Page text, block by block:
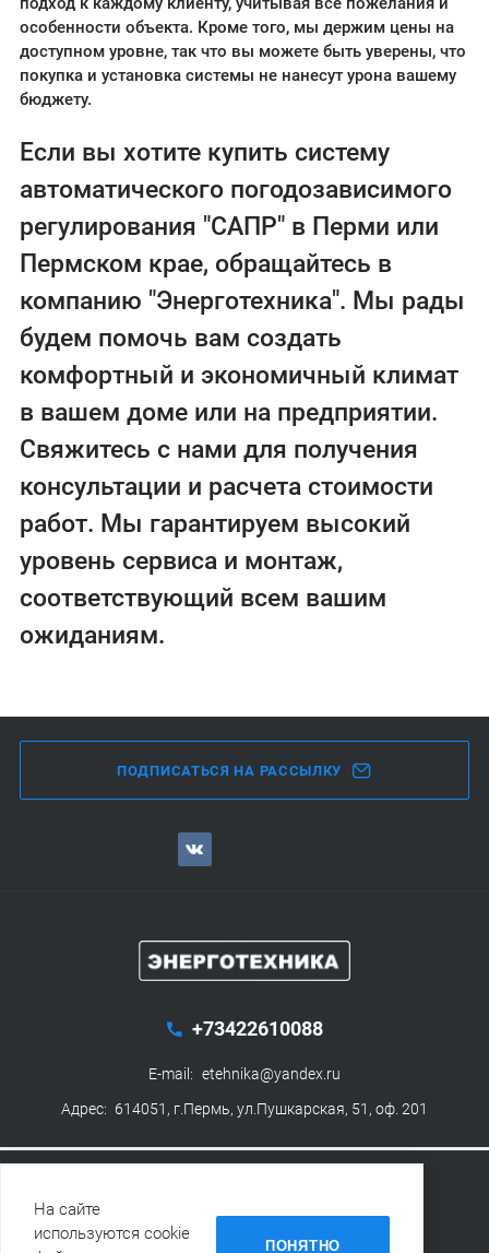
особенности объекта. Кроме того, мы держим цены на
доступном уровне, так что вы можете быть уверены, что
покупка и установка системы не нанесут урона вашему
бюджету.
Если вы хотите купить систему
автоматического погодозависимого
регулирования "САПР" в Перми или
Пермском крае, обращайтесь в
компанию "Энерготехника". Мы рады
будем помочь вам создать
комфортный и экономичный климат
в вашем доме или на предприятии.
Свяжитесь с нами для получения
консультации и расчета стоимости
работ. Мы гарантируем высокий
уровень сервиса и монтаж,
соответствующий всем вашим
ожиданиям.
ПОДПИСАТЬСЯ НА РАССЫЛКУ
+73422610088
E-mail: etehnika@yandex.ru
Адрес: 614051, г.Пермь, ул.Пушкарская, 51, оф. 201
Политика конфиденциальности
На сайте
используются cookie
ПОНЯТНО